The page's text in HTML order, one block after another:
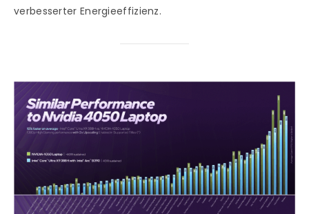
verbesserter Energieeffizienz.